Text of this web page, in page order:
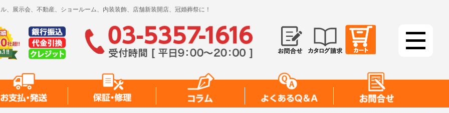
展示会、不動産、ショールーム、内装装飾、店舗新装開店、冠婚葬祭に！